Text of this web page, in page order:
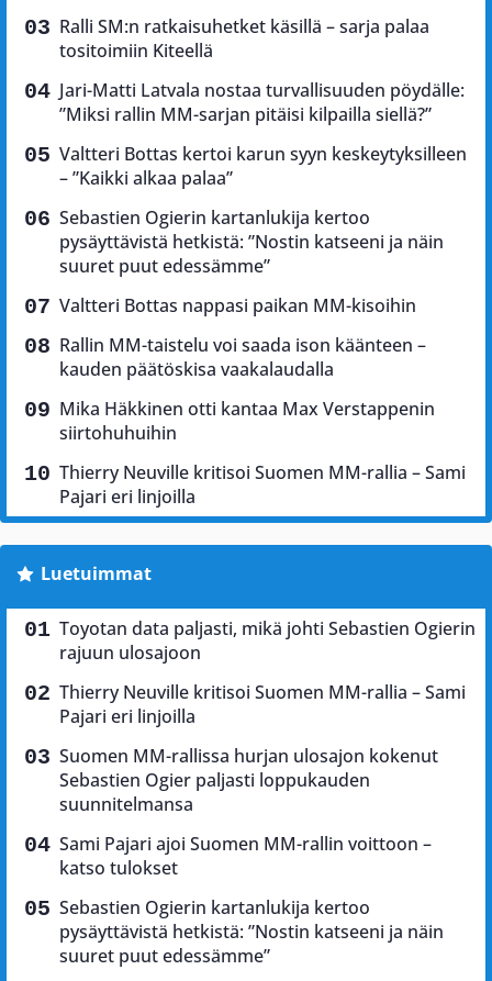
Ralli SM:n ratkaisuhetket käsillä – sarja palaa
tositoimiin Kiteellä
Jari-Matti Latvala nostaa turvallisuuden pöydälle:
”Miksi rallin MM-sarjan pitäisi kilpailla siellä?”
Valtteri Bottas kertoi karun syyn keskeytyksilleen
– ”Kaikki alkaa palaa”
Sebastien Ogierin kartanlukija kertoo
pysäyttävistä hetkistä: ”Nostin katseeni ja näin
suuret puut edessämme”
Valtteri Bottas nappasi paikan MM-kisoihin
Rallin MM-taistelu voi saada ison käänteen –
kauden päätöskisa vaakalaudalla
Mika Häkkinen otti kantaa Max Verstappenin
siirtohuhuihin
Thierry Neuville kritisoi Suomen MM-rallia – Sami
Pajari eri linjoilla
Luetuimmat
Toyotan data paljasti, mikä johti Sebastien Ogierin
rajuun ulosajoon
Thierry Neuville kritisoi Suomen MM-rallia – Sami
Pajari eri linjoilla
Suomen MM-rallissa hurjan ulosajon kokenut
Sebastien Ogier paljasti loppukauden
suunnitelmansa
Sami Pajari ajoi Suomen MM-rallin voittoon –
katso tulokset
Sebastien Ogierin kartanlukija kertoo
pysäyttävistä hetkistä: ”Nostin katseeni ja näin
suuret puut edessämme”